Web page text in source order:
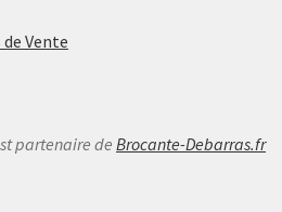
Vente
partenaire deBrocante-Debarras.fr